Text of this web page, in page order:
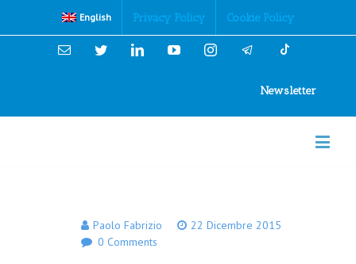
English Privacy Policy Cookie Policy
Email TwitterLinkedinYouTubeInstagram
Newsletter
Paolo Fabrizio
22 Dicembre 2015
0 Comments
Cookies Policy